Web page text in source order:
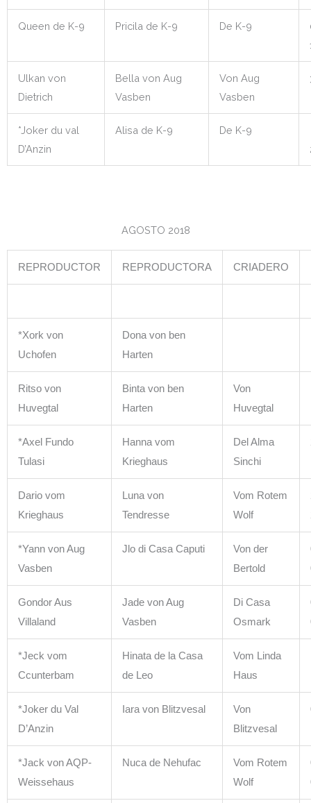
Queen de K-9 Pricila de K-9 De K-9
Ulkan von
Dietrich
Bella von Aug
Vasben
Von Aug
Vasben
*Joker du val
D’Anzin
Alisa de K-9 De K-9
AGOSTO 2018
REPRODUCTOR REPRODUCTORA CRIADERO
*Xork von
Uchofen
Dona von ben
Harten
Ritso von
Huvegtal
Binta von ben
Harten
Von
Huvegtal
*Axel Fundo
Tulasi
Hanna vom
Krieghaus
Del Alma
Sinchi
Dario vom
Krieghaus
Luna von
Tendresse
Vom Rotem
Wolf
*Yann von Aug
Vasben
Jlo di Casa Caputi
Von der
Bertold
Gondor Aus
Villaland
Jade von Aug
Vasben
Di Casa
Osmark
*Jeck vom
Ccunterbam
Hinata de la Casa
de Leo
Vom Linda
Haus
*Joker du Val
D’Anzin
Iara von Blitzvesal
Von
Blitzvesal
*Jack von AQP-
Weissehaus
Nuca de Nehufac
Vom Rotem
Wolf